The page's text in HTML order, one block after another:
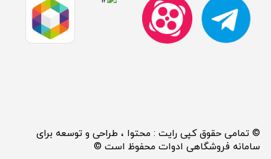
© تمامی حقوق کپی رایت : محتوا ، طراحی و توسعه برای
سامانه فروشگاهی ادوات محفوظ است ©